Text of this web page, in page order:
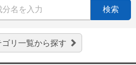
検索
リ一覧から探す